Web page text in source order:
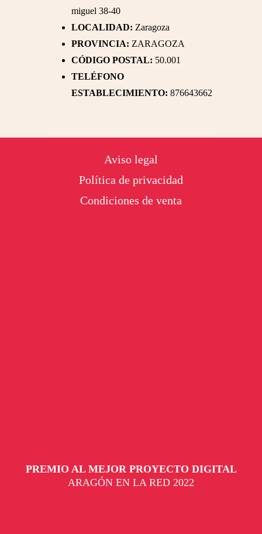
miguel 38-40
LOCALIDAD: Zaragoza
PROVINCIA: ZARAGOZA
CÓDIGO POSTAL: 50.001
TELÉFONO
ESTABLECIMIENTO: 876643662
Aviso legal
Política de privacidad
Condiciones de venta
PREMIO AL MEJOR PROYECTO DIGITAL
ARAGÓN EN LA RED 2022